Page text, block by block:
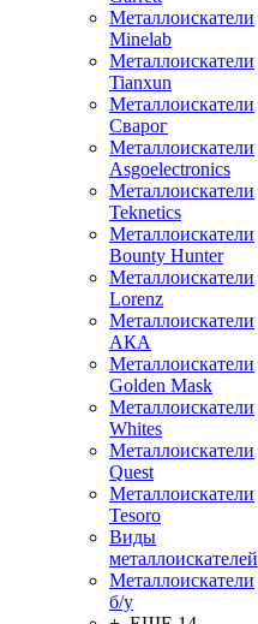
Металлоискатели
Minelab
Металлоискатели
Tianxun
Металлоискатели
Сварог
Металлоискатели
Asgoelectronics
Металлоискатели
Teknetics
Металлоискатели
Bounty Hunter
Металлоискатели
Lorenz
Металлоискатели
АКА
Металлоискатели
Golden Mask
Металлоискатели
Whites
Металлоискатели
Quest
Металлоискатели
Tesoro
Виды
металлоискателей
Металлоискатели
б/у